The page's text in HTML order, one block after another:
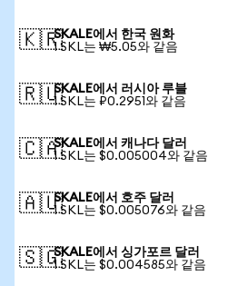
🇰🇷SKALE에서 한국 원화
1 SKL는 ₩5.05와 같음
🇷🇺SKALE에서 러시아 루블
1 SKL는 ₽0.2951와 같음
🇨🇦SKALE에서 캐나다 달러
1 SKL는 $0.005004와 같음
🇦🇺SKALE에서 호주 달러
1 SKL는 $0.005076와 같음
🇸🇬SKALE에서 싱가포르 달러
1 SKL는 $0.004585와 같음